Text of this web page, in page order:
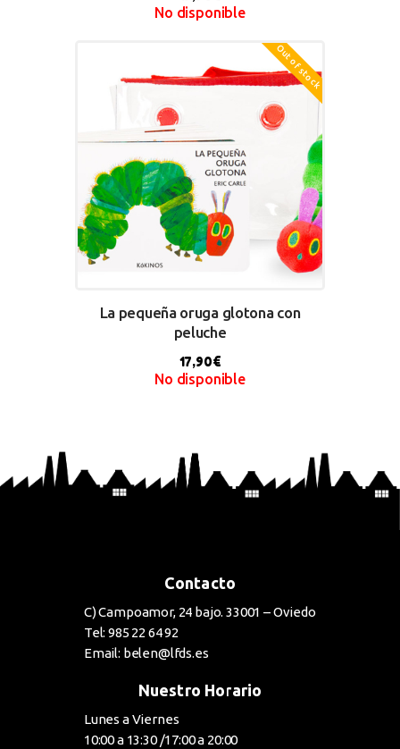
No disponible
Out of stock
La pequeña oruga glotona con
peluche
17,90€
No disponible
Contacto
C) Campoamor, 24 bajo. 33001 – Oviedo
Tel: 985 22 64 92
Email: belen@lfds.es
Nuestro Horario
Lunes a Viernes
10:00 a 13:30 /17:00 a 20:00